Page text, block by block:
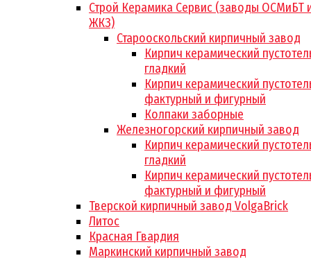
Строй Керамика Сервис (заводы ОСМиБТ
ЖКЗ)
Старооскольский кирпичный завод
Кирпич керамический
гладкий
Кирпич керамический
фактурный и фигурный
Колпаки заборные
Железногорский кирпичный завод
Кирпич керамический
гладкий
Кирпич керамический
фактурный и фигурный
Тверской кирпичный завод VolgaBrick
Литос
Красная Гвардия
Маркинский кирпичный завод